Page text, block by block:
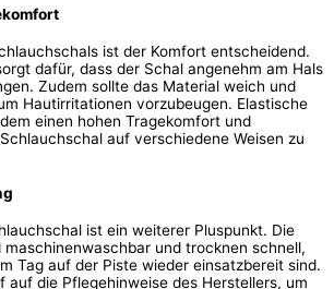
ist der Komfort entscheidend.
dafür, dass der Schal angenehm am Hals
Zudem sollte das Material weich und
Hautirritationen vorzubeugen. Elastische
einen hohen Tragekomfort und
auf verschiedene Weisen zu
ist ein weiterer Pluspunkt. Die
maschinenwaschbar und trocknen schnell,
Tag auf der Piste wieder einsatzbereit sind.
auf die Pflegehinweise des Herstellers, um